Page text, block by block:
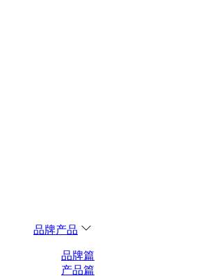
品牌产品
品牌篇
产品篇